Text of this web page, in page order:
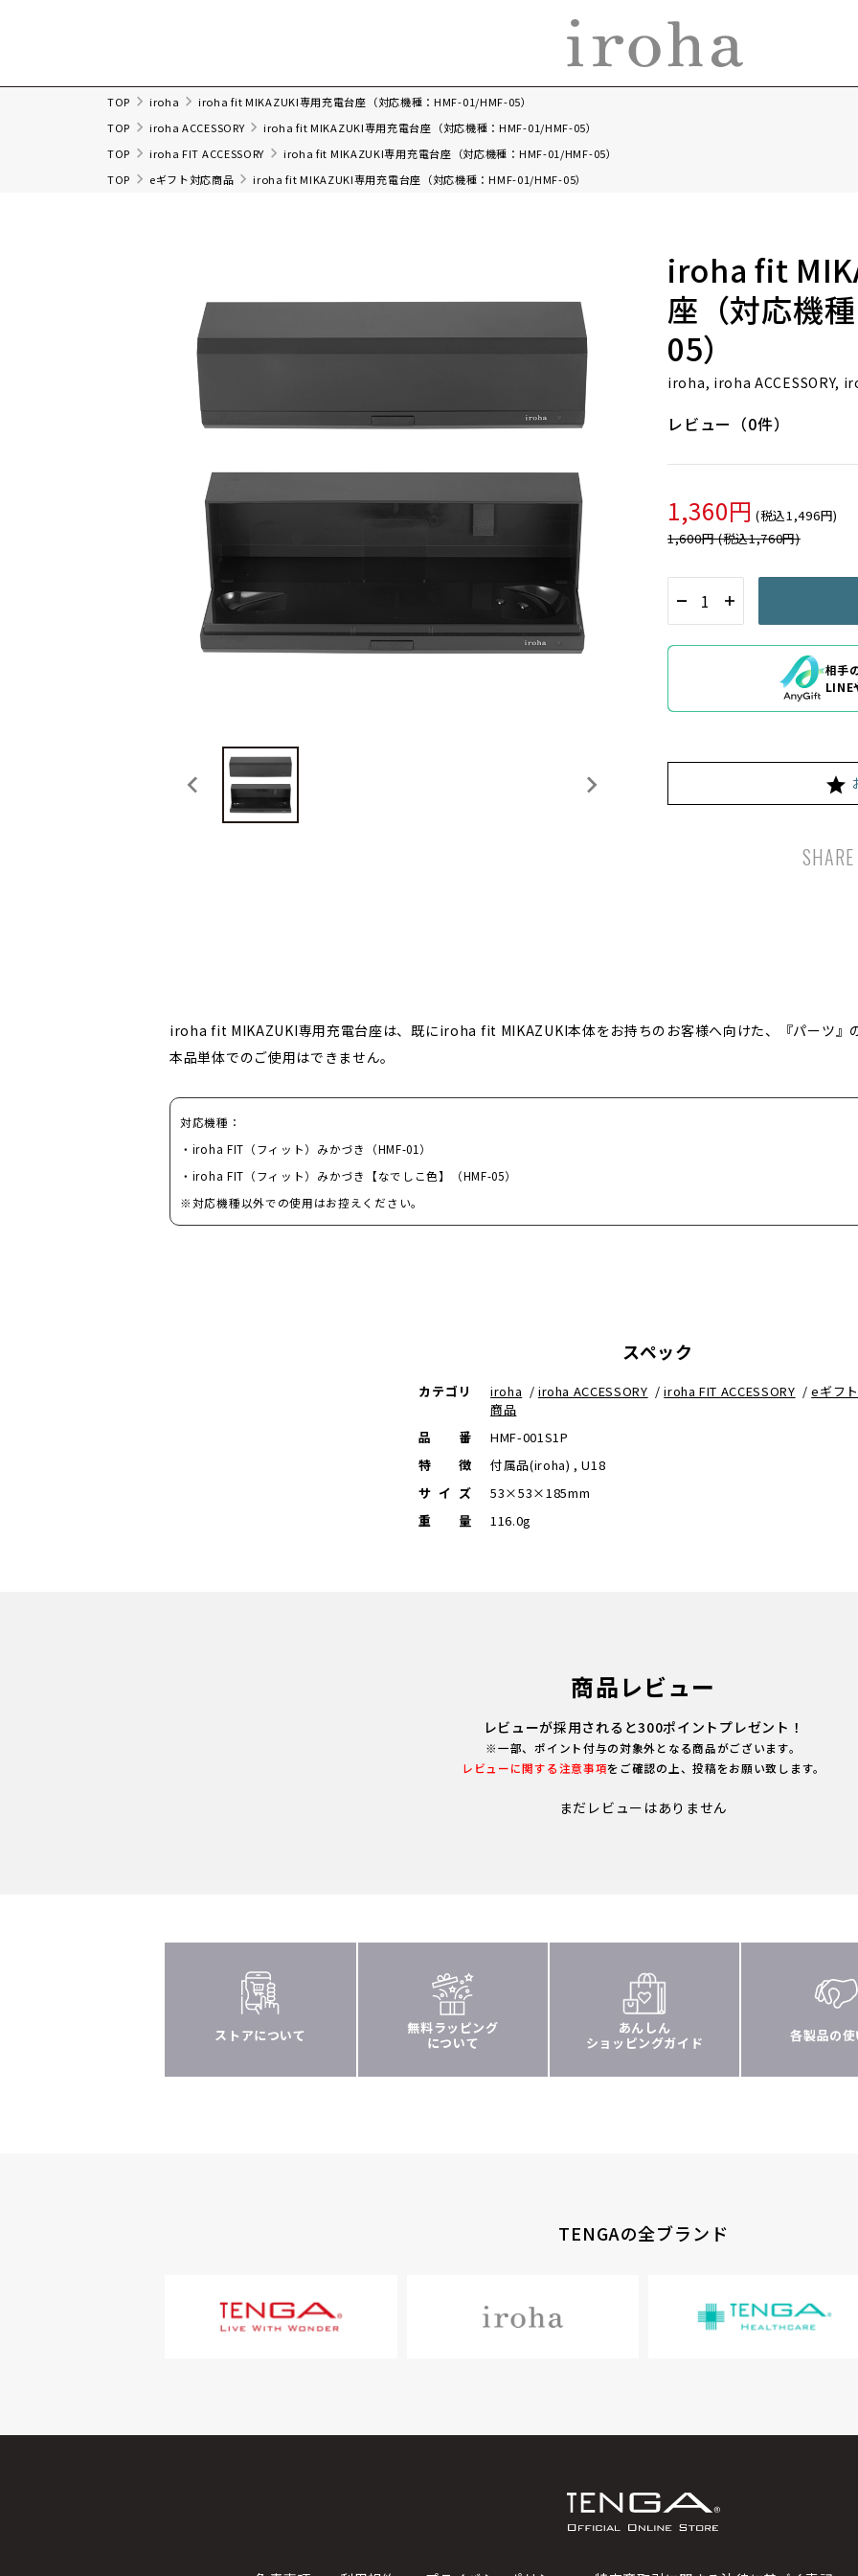
TOP iroha
iroha fit MIKAZUKI専用充電台座（対応機種：HMF-01/HMF-05）
TOP
iroha ACCESSORY
iroha fit MIKAZUKI専用充電台座（対応機種：HMF-01/HMF-05）
TOP
iroha FIT ACCESSORY
iroha fit MIKAZUKI専用充電台座（対応機種：HMF-01/HMF-05）
TOP
eギフト対応商品 iroha fit MIKAZUKI専用充電台座（対応機種：HMF-01/HMF-05）
iroha fit
座（対応機
05）
iroha, iroha ACCESSORY,
レビュー（0件）
1,360円 (税込1,496円)
1,600円 (税込1,760円)
相手
LINE
SHARE
iroha fit MIKAZUKI専用充電台座は、既にiroha fit MIKAZUKI本体をお持ちのお客様へ向けた、『パーツ』
本品単体でのご使用はできません。
対応機種：
・iroha FIT（フィット）みかづき（HMF-01）
・iroha FIT（フィット）みかづき【なでしこ色】（HMF-05）
※対応機種以外での使用はお控えください。
スペック
カテゴリ iroha / iroha ACCESSORY /iroha FIT ACCESSORY /eギフ
商品
品番
HMF-001S1P
特徴
付属品(iroha) , U18
サイズ
53×53×185mm
重量
116.0g
商品レビュー
レビューが採用されると300ポイントプレゼント！
※一部、ポイント付与の対象外となる商品がございます。
レビューに関する注意事項をご確認の上、投稿をお願い致します。
まだレビューはありません
ストアについて
無料ラッピング
について
あんしん
ショッピングガイド
各製品の
TENGAの全ブランド